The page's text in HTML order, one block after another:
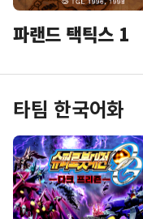
파랜드 택틱스 1
타팀 한국어화